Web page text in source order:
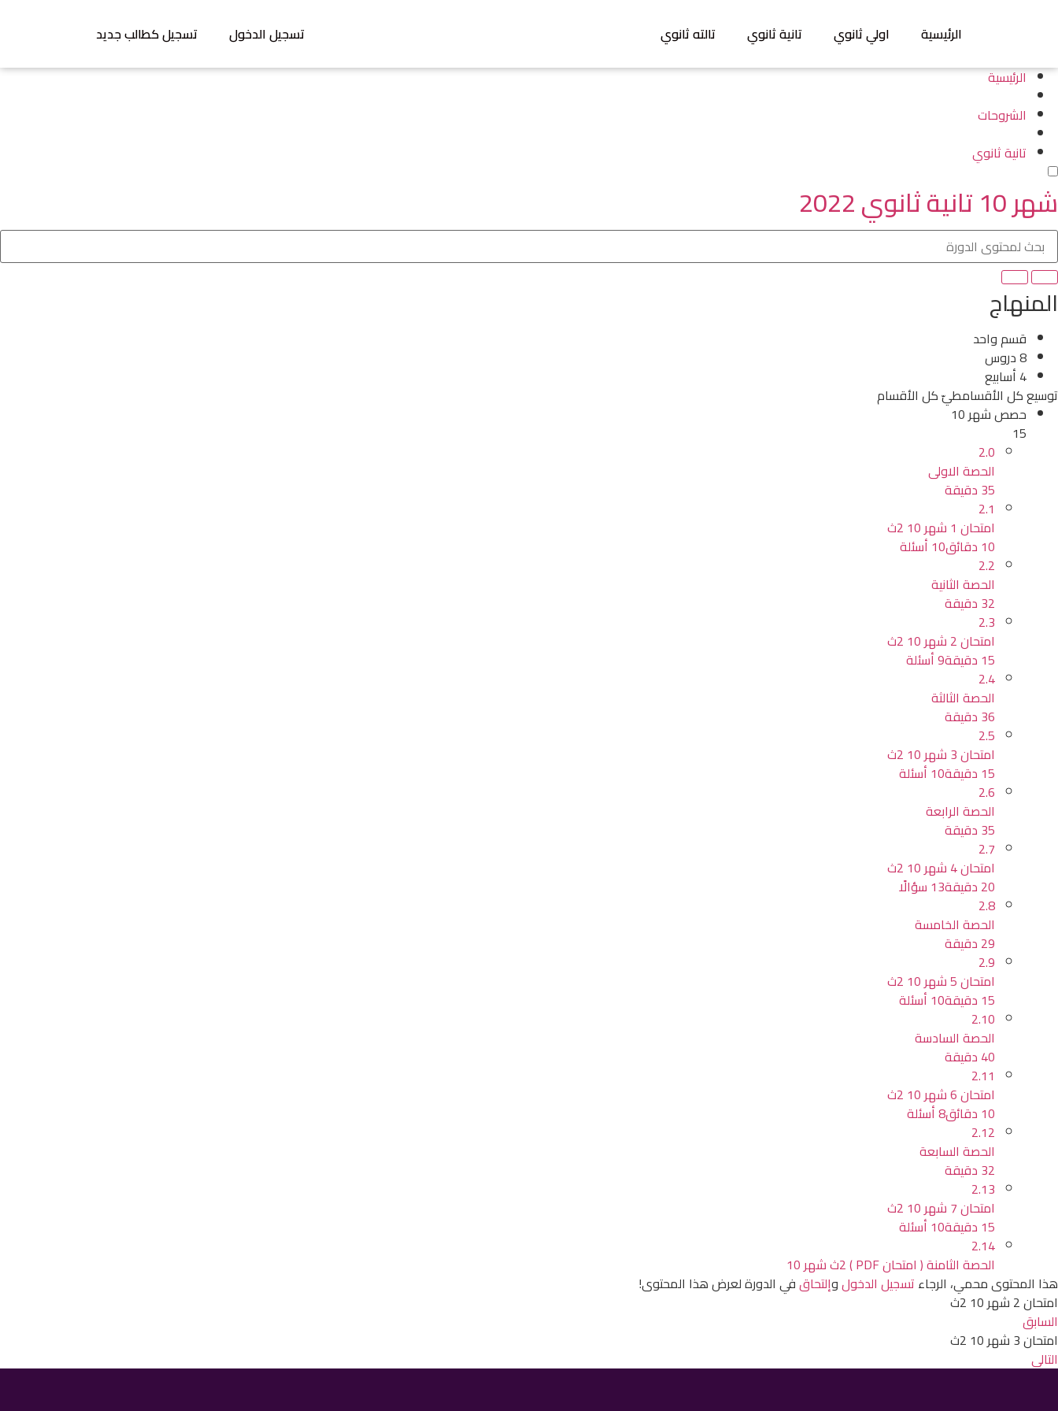
الرئيسية اولي ثانوي تانية ثانوي تالته ثانوي تسجيل الدخول
تسجيل كطالب جديد
الرئيسية
الشروحات
تانية ثانوي
شهر 10 تانية ثانوي 2022
المنهاج
قسم واحد
8 دروس
4 أسابيع
توسيع كل الأقسامطيّ كل الأقسام
حصص شهر 10
15
2.0
الحصة الاولى
35 دقيقة
2.1
امتحان 1 شهر 10 2ث
10 دقائق
10 أسئلة
2.2
الحصة الثانية
32 دقيقة
2.3
امتحان 2 شهر 10 2ث
15 دقيقة
9 أسئلة
2.4
الحصة الثالثة
36 دقيقة
2.5
امتحان 3 شهر 10 2ث
15 دقيقة
10 أسئلة
2.6
الحصة الرابعة
35 دقيقة
2.7
امتحان 4 شهر 10 2ث
20 دقيقة
13 سؤالًا
2.8
الحصة الخامسة
29 دقيقة
2.9
امتحان 5 شهر 10 2ث
15 دقيقة
10 أسئلة
2.10
الحصة السادسة
40 دقيقة
2.11
امتحان 6 شهر 10 2ث
10 دقائق
8 أسئلة
2.12
الحصة السابعة
32 دقيقة
2.13
امتحان 7 شهر 10 2ث
15 دقيقة
10 أسئلة
2.14
الحصة الثامنة ( امتحان PDF ) 2ث شهر 10
هذا المحتوى محمي، الرجاء تسجيل الدخولوإلتحاقفي الدورة لعرض هذا المحتوى!
امتحان 2 شهر 10 2ث
السابق
امتحان 3 شهر 10 2ث
التالي